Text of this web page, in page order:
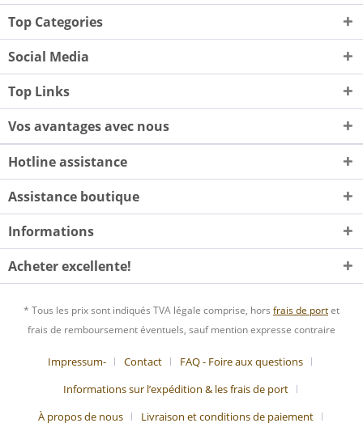
Top Categories
Social Media
Top Links
Vos avantages avec nous
Hotline assistance
Assistance boutique
Informations
Acheter excellente!
* Tous les prix sont indiqués TVA légale comprise, hors frais de portet
frais de remboursement éventuels, sauf mention expresse contraire
Impressum- Contact
FAQ - Foire aux questions
Informations sur l’expédition & les frais de port
À propos de nous
Livraison et conditions de paiement